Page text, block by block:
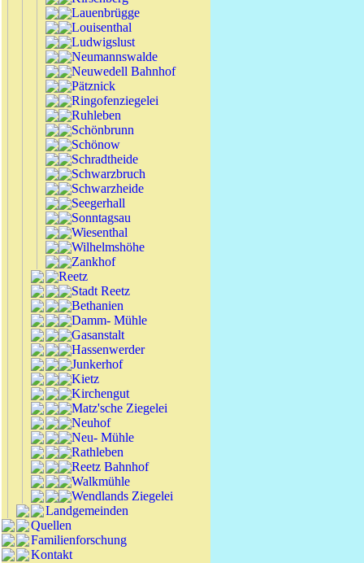
Lauenbrügge
Louisenthal
Ludwigslust
Neumannswalde
Neuwedell Bahnhof
Pätznick
Ringofenziegelei
Ruhleben
Schönbrunn
Schönow
Schradtheide
Schwarzbruch
Schwarzheide
Seegerhall
Sonntagsau
Wiesenthal
Wilhelmshöhe
Zankhof
Reetz
Stadt Reetz
Bethanien
Damm- Mühle
Gasanstalt
Hassenwerder
Junkerhof
Kietz
Kirchengut
Matz'sche Ziegelei
Neuhof
Neu- Mühle
Rathleben
Reetz Bahnhof
Walkmühle
Wendlands Ziegelei
Landgemeinden
Quellen
Familienforschung
Kontakt